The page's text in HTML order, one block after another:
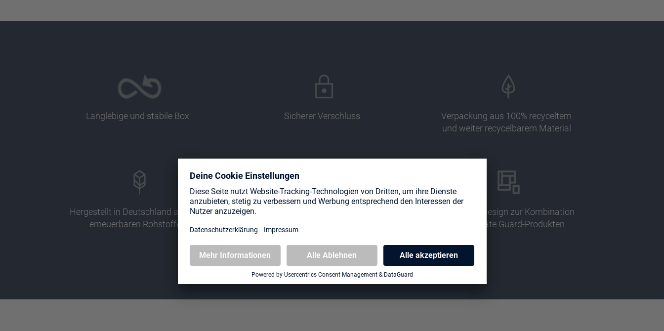
Langlebige und stabile Box Sicherer Verschluss
Verpackung aus 100% recyceltem
und weiter recycelbarem Material
Hergestellt in Deutschland aus 78%
erneuerbaren Rohstoffen
Modulares Design zur Kombination
mit Ultimate Guard-Produkten